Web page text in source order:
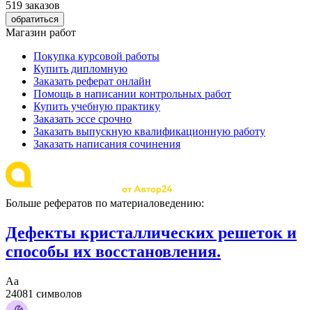
519 заказов
обратиться
Магазин работ
Покупка курсовой работы
Купить дипломную
Заказать реферат онлайн
Помощь в написании контрольных работ
Купить учебную практику
Заказать эссе срочно
Заказать выпускную квалификационную работу
Заказать написания сочинения
Больше рефератов по материаловедению:
Дефекты кристаллических решеток и
способы их восстановления.
Аа
24081 символов